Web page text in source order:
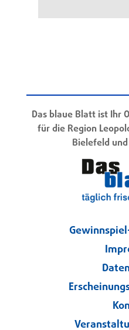
Das blaue Blatt ist Ihr
für die Region
Bielefeld